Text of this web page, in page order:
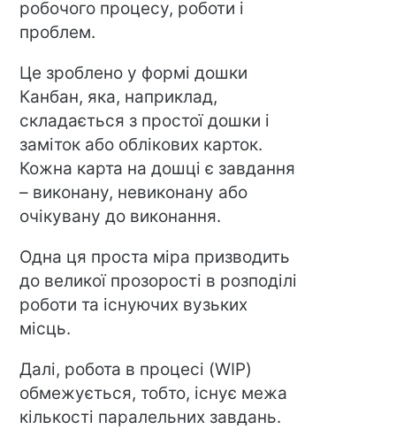
робочого процесу, роботи і
проблем.
Це зроблено у формі дошки
Канбан, яка, наприклад,
складається з простої дошки і
заміток або облікових карток.
Кожна карта на дошці є завдання
– виконану, невиконану або
очікувану до виконання.
Одна ця проста міра призводить
до великої прозорості в розподілі
роботи та існуючих вузьких
місць.
Далі, робота в процесі (WIP)
обмежується, тобто, існує межа
кількості паралельних завдань.